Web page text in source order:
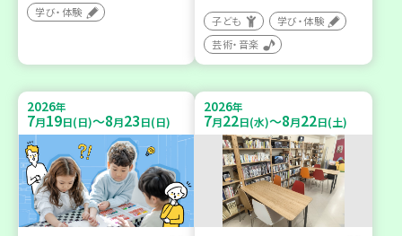
学び・体験
子ども
学び・体験
芸術・音楽
2026年
7月19日(日)～8月23日(日)
2026年
7月22日(水)～8月22日(土)